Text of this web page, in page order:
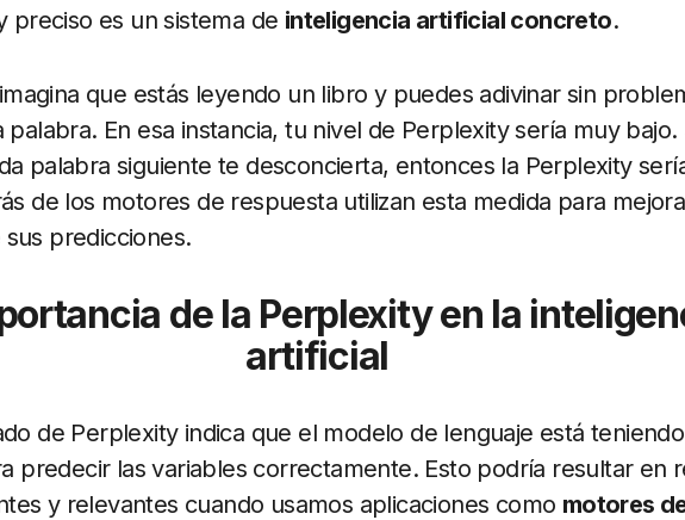
preciso es un sistema de inteligencia artificial concreto.
que estás leyendo un libro y puedes adivinar sin
palabra. En esa instancia, tu nivel de Perplexity sería muy bajo.
palabra siguiente te desconcierta, entonces la Perplexity
de los motores de respuesta utilizan esta medida para
predicciones.
de la Perplexity en la
artificial
de Perplexity indica que el modelo de lenguaje está teniendo
predecir las variables correctamente. Esto podría resultar en
y relevantes cuando usamos aplicaciones como motores